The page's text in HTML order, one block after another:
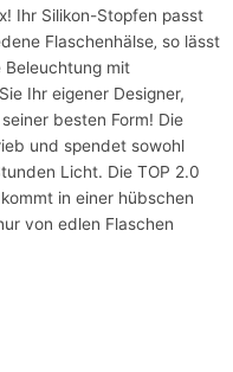
Ihr Silikon-Stopfen passt
Flaschenhälse‚ so lässt
Beleuchtung mit
Ihr eigener Designer,
besten Form! Die
und spendet sowohl
Licht. Die TOP 2.0
in einer hübschen
von edlen Flaschen